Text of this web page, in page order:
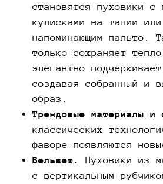
становятся пуховики с
кулисками на талии
напоминающим пальто.
только сохраняет
элегантно
создавая собранный и
образ.
Трендовые материалы и
классических
фаворе появляются
Вельвет.
Пуховики из
с вертикальным